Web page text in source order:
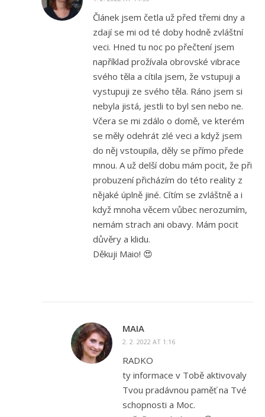
Článek jsem četla už před třemi dny a
zdají se mi od té doby hodně zvláštní
veci. Hned tu noc po přečtení jsem
například prožívala obrovské vibrace
svého těla a cítila jsem, že vstupuji a
vystupuji ze svého těla. Ráno jsem si
nebyla jistá, jestli to byl sen nebo ne.
Včera se mi zdálo o domě, ve kterém
se měly odehrát zlé veci a když jsem
do něj vstoupila, děly se přímo přede
mnou. A už delší dobu mám pocit, že při
probuzení přicházím do této reality z
nějaké úplně jiné. Cítím se zvláštně a i
když mnoha věcem vůbec nerozumím,
nemám strach ani obavy. Mám pocit
důvěry a klidu.
Děkuji Maio! 😍
MAIA
2. 2. 2022 AT 1:16
RADKO
ty informace v Tobě aktivovaly
Tvou pradávnou paměť na Tvé
schopnosti a Moc.